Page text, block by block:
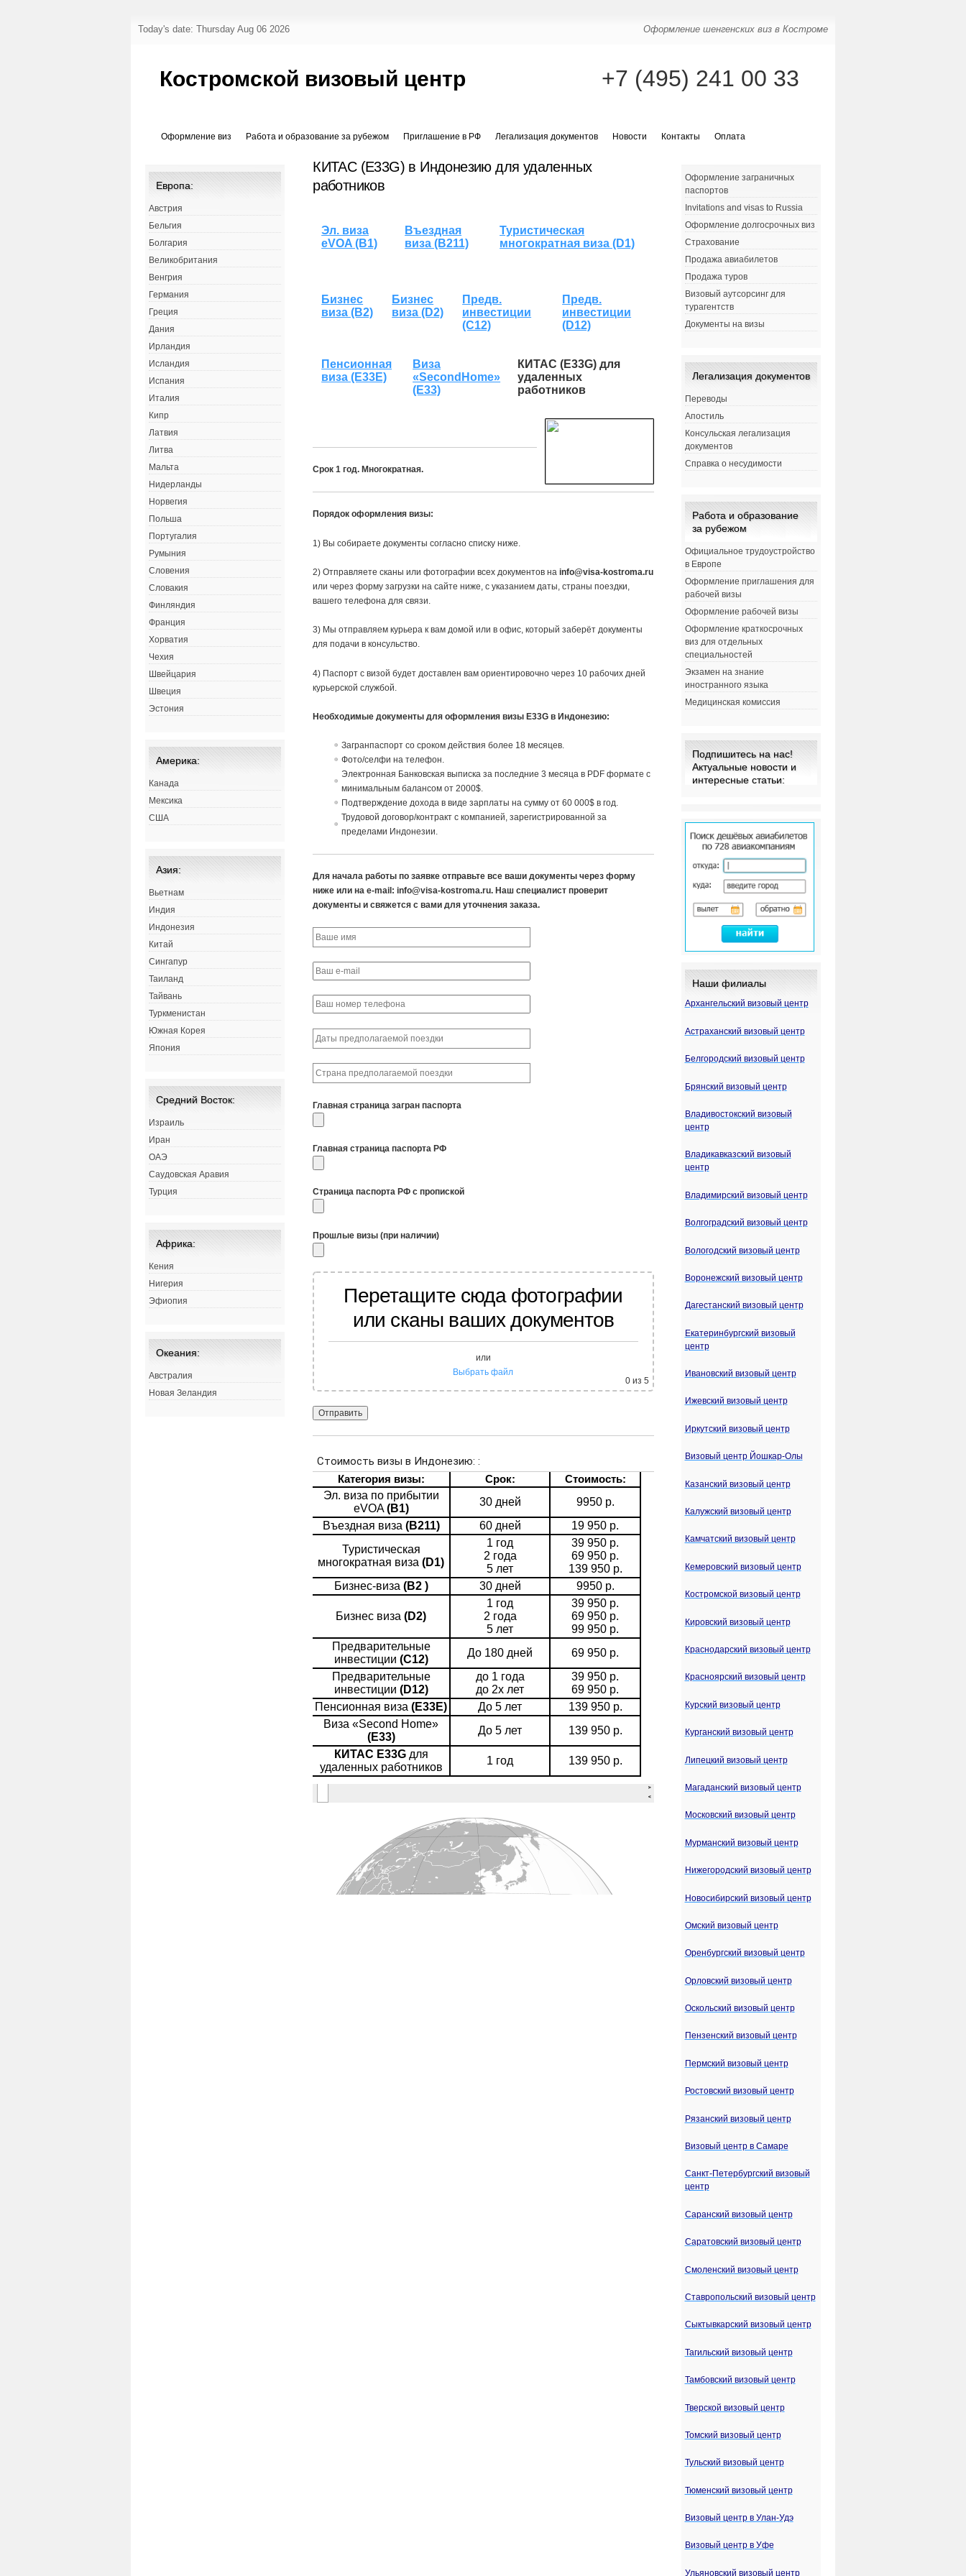
Оформление шенгенских виз в Костроме
Today's date: Thursday Aug 06 2026
Костромской визовый центр +7 (495) 241 00 33
Оформление виз Работа и образование за рубежом Приглашение в РФ Легализация документов Новости Контакты Оплата
КИТАС (E33G) в Индонезию для удаленных
работников
Эл. виза
eVOA (B1)
Въездная
виза (B211)
Туристическая
многократная виза (D1)
Бизнес
виза (B2)
Бизнес
виза (D2)
Предв.
инвестиции
(C12)
Предв.
инвестиции
(D12)
Пенсионная
виза (Е33Е)
Виза
«SecondHome»
(Е33)
КИТАС (E33G) для
удаленных
работников
Срок 1 год. Многократная.
Порядок оформления визы:
1) Вы собираете документы согласно списку ниже.
2) Отправляете сканы или фотографии всех документов наinfo@visa-kostroma.ru
или через форму загрузки на сайте ниже, с указанием даты, страны поездки,
вашего телефона для связи.
3) Мы отправляем курьера к вам домой или в офис, который заберёт документы
для подачи в консульство.
4) Паспорт с визой будет доставлен вам ориентировочно через 10 рабочих дней
курьерской службой.
Необходимые документы для оформления визы E33G в Индонезию:
Загранпаспорт со сроком действия более 18 месяцев.
Фото/селфи на телефон.
Электронная Банковская выписка за последние 3 месяца в PDF формате с
минимальным балансом от 2000$.
Подтверждение дохода в виде зарплаты на сумму от 60 000$ в год.
Трудовой договор/контракт с компанией, зарегистрированной за
пределами Индонезии.
Для начала работы по заявке отправьте все ваши документы через форму
ниже или на e-mail: info@visa-kostroma.ru. Наш специалист проверит
документы и свяжется с вами для уточнения заказа.
Главная страница загран паспорта
Главная страница паспорта РФ
Страница паспорта РФ с пропиской
Прошлые визы (при наличии)
Перетащите сюда фотографии
или сканы ваших документов
или
Выбрать файл
0из 5
Европа:
Австрия
Бельгия
Болгария
Великобритания
Венгрия
Германия
Греция
Дания
Ирландия
Исландия
Испания
Италия
Кипр
Латвия
Литва
Мальта
Нидерланды
Норвегия
Польша
Португалия
Румыния
Словения
Словакия
Финляндия
Франция
Хорватия
Чехия
Швейцария
Швеция
Эстония
Америка:
Канада
Мексика
США
Азия:
Вьетнам
Индия
Индонезия
Китай
Сингапур
Таиланд
Тайвань
Туркменистан
Южная Корея
Япония
Средний Восток:
Израиль
Иран
ОАЭ
Саудовская Аравия
Турция
Африка:
Кения
Нигерия
Эфиопия
Океания:
Австралия
Новая Зеландия
Оформление заграничных
паспортов
Invitations and visas to Russia
Оформление долгосрочных виз
Страхование
Продажа авиабилетов
Продажа туров
Визовый аутсорсинг для
турагентств
Документы на визы
Легализация документов
Переводы
Апостиль
Консульская легализация
документов
Справка о несудимости
Работа и образование
за рубежом
Официальное трудоустройство
в Европе
Оформление приглашения для
рабочей визы
Оформление рабочей визы
Оформление краткосрочных
виз для отдельных
специальностей
Экзамен на знание
иностранного языка
Медицинская комиссия
Подпишитесь на нас!
Актуальные новости и
интересные статьи:
Наши филиалы
Архангельский визовый центр
Астраханский визовый центр
Белгородский визовый центр
Брянский визовый центр
Владивостокский визовый
центр
Владикавказский визовый
центр
Владимирский визовый центр
Волгоградский визовый центр
Вологодский визовый центр
Воронежский визовый центр
Дагестанский визовый центр
Екатеринбургский визовый
центр
Ивановский визовый центр
Ижевский визовый центр
Иркутский визовый центр
Визовый центр Йошкар-Олы
Казанский визовый центр
Калужский визовый центр
Камчатский визовый центр
Кемеровский визовый центр
Костромской визовый центр
Кировский визовый центр
Краснодарский визовый центр
Красноярский визовый центр
Курский визовый центр
Курганский визовый центр
Липецкий визовый центр
Магаданский визовый центр
Московский визовый центр
Мурманский визовый центр
Нижегородский визовый центр
Новосибирский визовый центр
Омский визовый центр
Оренбургский визовый центр
Орловский визовый центр
Оскольский визовый центр
Пензенский визовый центр
Пермский визовый центр
Ростовский визовый центр
Рязанский визовый центр
Визовый центр в Самаре
Санкт-Петербургский визовый
центр
Саранский визовый центр
Саратовский визовый центр
Смоленский визовый центр
Ставропольский визовый центр
Сыктывкарский визовый центр
Тагильский визовый центр
Тамбовский визовый центр
Тверской визовый центр
Томский визовый центр
Тульский визовый центр
Тюменский визовый центр
Визовый центр в Улан-Удэ
Визовый центр в Уфе
Ульяновский визовый центр